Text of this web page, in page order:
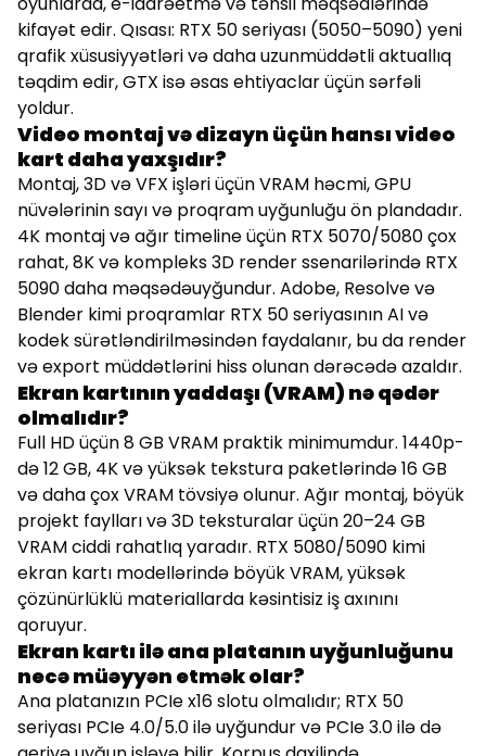
kifayət edir. Qısası: RTX 50 seriyası (5050–5090) yeni
qrafik xüsusiyyətləri və daha uzunmüddətli aktuallıq
təqdim edir, GTX isə əsas ehtiyaclar üçün sərfəli
yoldur.
Video montaj və dizayn üçün hansı video
kart daha yaxşıdır?
Montaj, 3D və VFX işləri üçün VRAM həcmi, GPU
nüvələrinin sayı və proqram uyğunluğu ön plandadır.
4K montaj və ağır timeline üçün RTX 5070/5080 çox
rahat, 8K və kompleks 3D render ssenarilərində RTX
5090 daha məqsədəuyğundur. Adobe, Resolve və
Blender kimi proqramlar RTX 50 seriyasının AI və
kodek sürətləndirilməsindən faydalanır, bu da render
və export müddətlərini hiss olunan dərəcədə azaldır.
Ekran kartının yaddaşı (VRAM) nə qədər
olmalıdır?
Full HD üçün 8 GB VRAM praktik minimumdur. 1440p-
də 12 GB, 4K və yüksək tekstura paketlərində 16 GB
və daha çox VRAM tövsiyə olunur. Ağır montaj, böyük
projekt faylları və 3D teksturalar üçün 20–24 GB
VRAM ciddi rahatlıq yaradır. RTX 5080/5090 kimi
ekran kartı modellərində böyük VRAM, yüksək
çözünürlüklü materiallarda kəsintisiz iş axınını
qoruyur.
Ekran kartı ilə ana platanın uyğunluğunu
necə müəyyən etmək olar?
Ana platanızın PCIe x16 slotu olmalıdır; RTX 50
seriyası PCIe 4.0/5.0 ilə uyğundur və PCIe 3.0 ilə də